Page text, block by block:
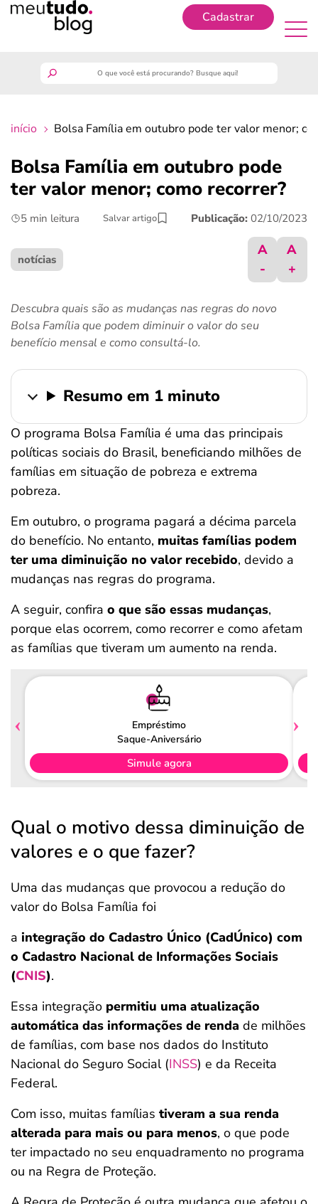
Cadastrar
finanças
benefícios
crédito fácil
ferramentas
início Bolsa Família em outubro pode ter valor menor;
Bolsa Família em outubro pode
ter valor menor; como recorrer?
5 min leitura Salvar artigo Publicação: 02/10/2023
notícias
A
-
A
+
Descubra quais são as mudanças nas regras do novo
Bolsa Família que podem diminuir o valor do seu
benefício mensal e como consultá-lo.
Resumo em 1 minuto
O programa Bolsa Família é uma das principais
políticas sociais do Brasil, beneficiando milhões de
famílias em situação de pobreza e extrema
pobreza.
Em outubro, o programa pagará a décima parcela
do benefício. No entanto, muitas famílias podem
ter uma diminuição no valor recebido, devido a
mudanças nas regras do programa.
A seguir, confira o que são essas mudanças,
porque elas ocorrem, como recorrer e como afetam
as famílias que tiveram um aumento na renda.
Empréstimo
Saque-Aniversário
Simule agora
Qual o motivo dessa diminuição de
valores e o que fazer?
Uma das mudanças que provocou a redução do
valor do Bolsa Família foi
a integração do Cadastro Único (CadÚnico) com
o Cadastro Nacional de Informações Sociais
(CNIS).
Essa integração permitiu uma atualização
automática das informações de renda de milhões
de famílias, com base nos dados do Instituto
Nacional do Seguro Social (INSS) e da Receita
Federal.
Com isso, muitas famílias tiveram a sua renda
alterada para mais ou para menos, o que pode
ter impactado no seu enquadramento no programa
ou na Regra de Proteção.